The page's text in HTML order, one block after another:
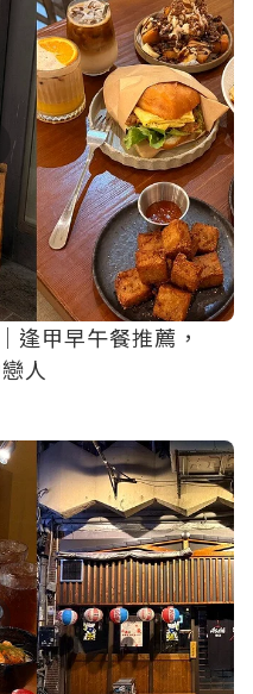
逢甲早午餐推薦，
人